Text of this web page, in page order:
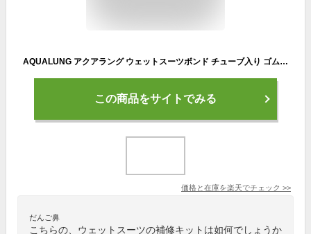
AQUALUNG アクアラング ウェットスーツボンド チューブ入り ゴムのり ウェットスーツ接着剤 ネオプレーン製のドライスーツの修理に ネコポスメール便対応可能 ゴムのリ
この商品をサイトでみる
価格と在庫を楽天でチェック >>
だんご鼻
こちらの、ウェットスーツの補修キットは如何でしょうか